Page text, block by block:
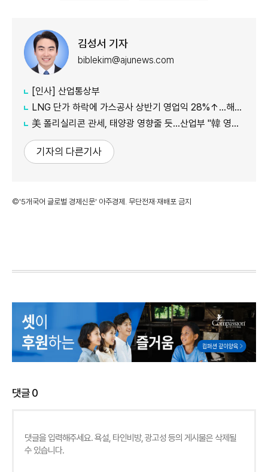
김성서 기자
biblekim@ajunews.com
[인사] 산업통상부
LNG 단가 하락에 가스공사 상반기 영업익 28%↑…해외사업 호조도 한몫
美 폴리실리콘 관세, 태양광 영향줄 듯…산업부 "韓 영향 최소화 협의"
기자의 다른기사
©'5개국어 글로벌 경제신문' 아주경제. 무단전재·재배포 금지
댓글0